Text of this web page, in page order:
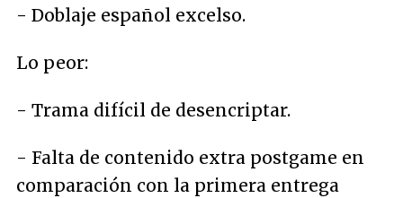
- Doblaje español excelso.
Lo peor:
- Trama difícil de desencriptar.
- Falta de contenido extra postgame en
comparación con la primera entrega